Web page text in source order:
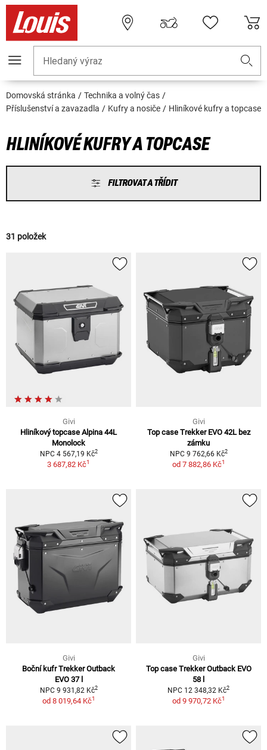
Hledaný výraz
Domovská stránka
Technika a volný čas
Příslušenství a zavazadla
Kufry a nosiče Hliníkové kufry a topcase
HLINÍKOVÉ KUFRY A TOPCASE
FILTROVAT A TŘÍDIT
31 položek
Givi
Hliníkový topcase Alpina 44L
Monolock
NPC 4 567,19 Kč2
3 687,82 Kč1
Givi
Top case Trekker EVO 42L bez
zámku
NPC 9 762,66 Kč2
od 7 882,86 Kč1
Givi
Boční kufr Trekker Outback
EVO 37 l
NPC 9 931,82 Kč2
od 8 019,64 Kč1
Givi
Top case Trekker Outback EVO
58 l
NPC 12 348,32 Kč2
od 9 970,72 Kč1